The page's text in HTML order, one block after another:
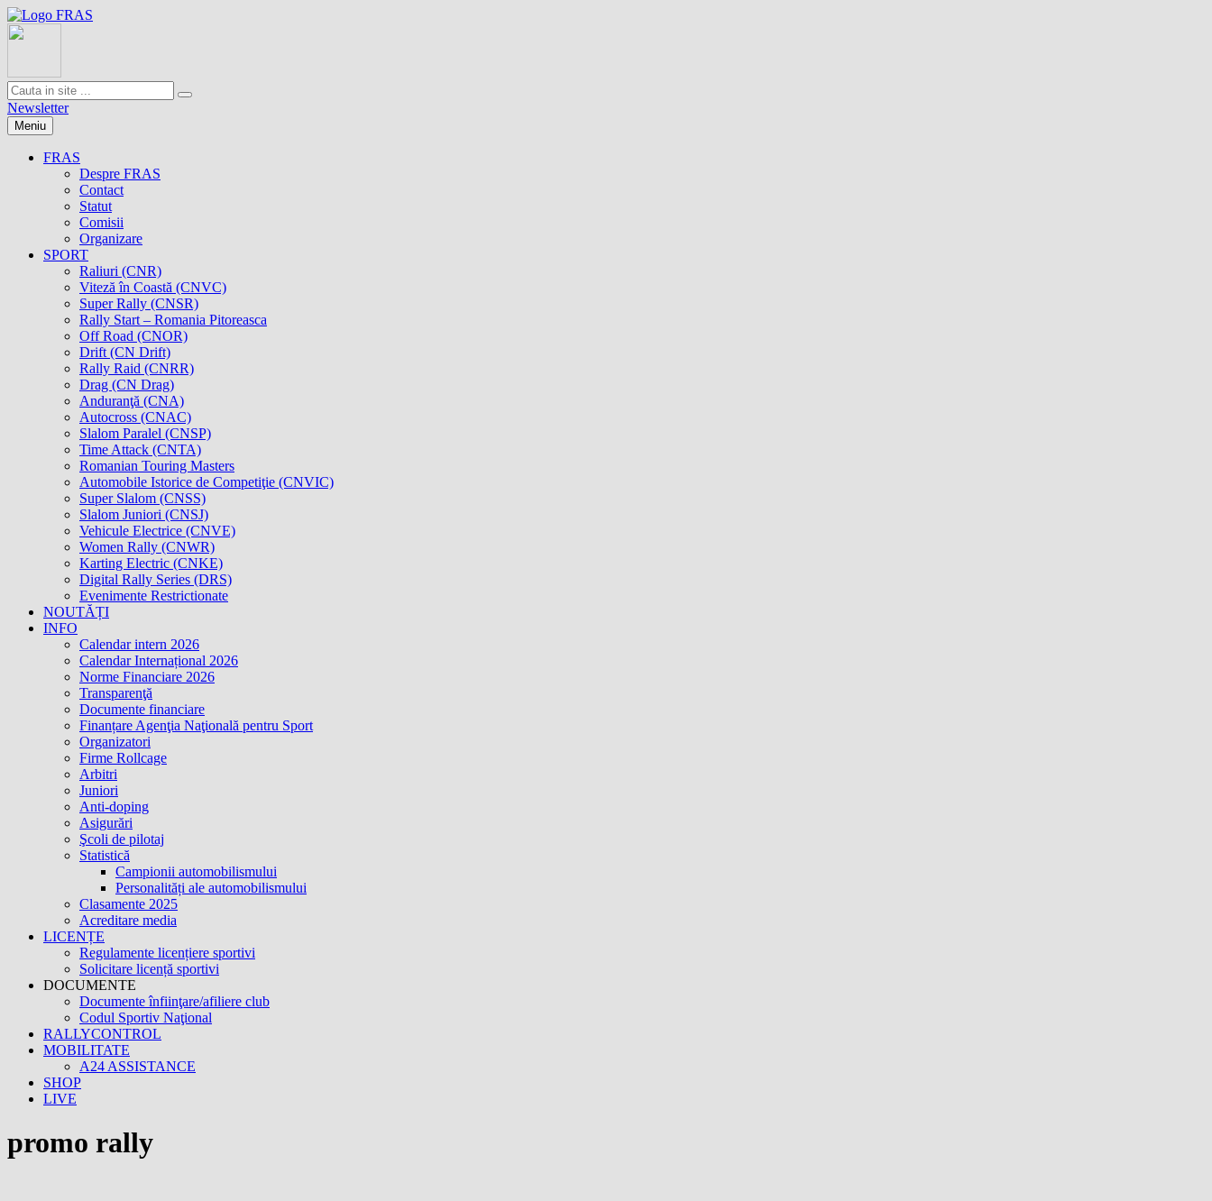
Newsletter
Meniu
FRAS
Despre FRAS
Contact
Statut
Comisii
Organizare
SPORT
Raliuri (CNR)
Viteză în Coastă (CNVC)
Super Rally (CNSR)
Rally Start – Romania Pitoreasca
Off Road (CNOR)
Drift (CN Drift)
Rally Raid (CNRR)
Drag (CN Drag)
Anduranţă (CNA)
Autocross (CNAC)
Slalom Paralel (CNSP)
Time Attack (CNTA)
Romanian Touring Masters
Automobile Istorice de Competiţie (CNVIC)
Super Slalom (CNSS)
Slalom Juniori (CNSJ)
Vehicule Electrice (CNVE)
Women Rally (CNWR)
Karting Electric (CNKE)
Digital Rally Series (DRS)
Evenimente Restrictionate
NOUTĂȚI
INFO
Calendar intern 2026
Calendar Internațional 2026
Norme Financiare 2026
Transparenţă
Documente financiare
Finanțare Agenţia Naţională pentru Sport
Organizatori
Firme Rollcage
Arbitri
Juniori
Anti-doping
Asigurări
Şcoli de pilotaj
Statistică
Campionii automobilismului
Personalități ale automobilismului
Clasamente 2025
Acreditare media
LICENȚE
Regulamente licențiere sportivi
Solicitare licență sportivi
DOCUMENTE
Documente înfiinţare/afiliere club
Codul Sportiv Naţional
RALLYCONTROL
MOBILITATE
A24 ASSISTANCE
SHOP
LIVE
promo rally